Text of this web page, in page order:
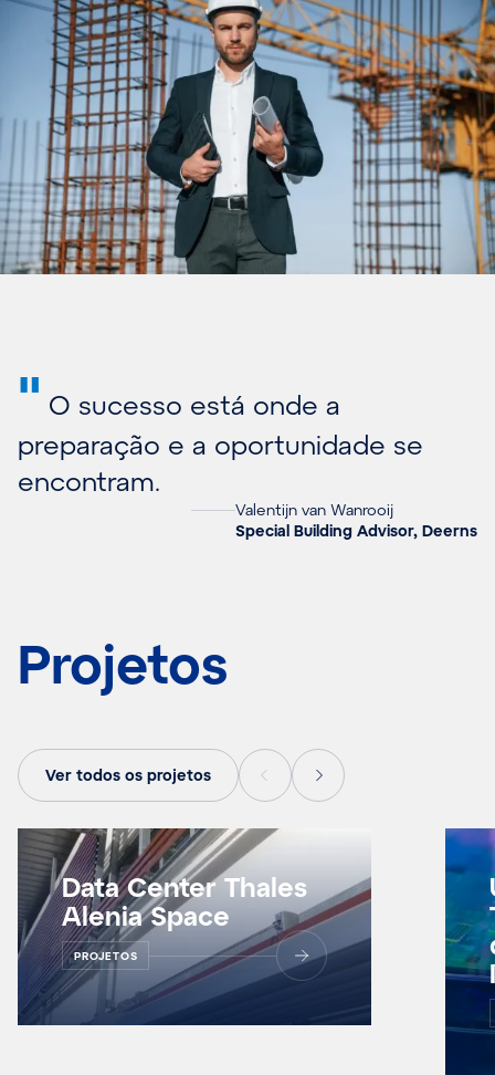
" O sucesso está onde a
preparação e a oportunidade se
encontram.
Valentijn van Wanrooij
Special Building Advisor, Deerns
Projetos
Ver todos os projetos
Data Center Thales
Alenia Space
PROJETOS